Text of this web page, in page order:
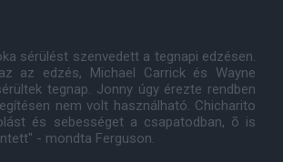
sérülést szenvedett a tegnapi edzésen.
az edzés, Michael Carrick és Wayne
tegnap. Jonny úgy érezte rendben
nem volt használható. Chicharito
és sebességet a csapatodban, õ is
- mondta Ferguson.